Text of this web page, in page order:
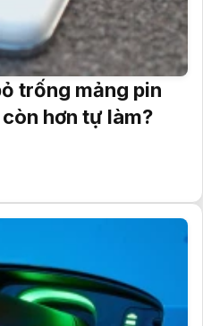
trống mảng pin
hơn tự làm?